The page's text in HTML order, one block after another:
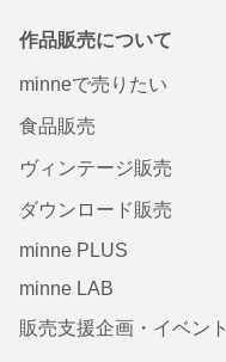
作品販売について
minneで売りたい
食品販売
ヴィンテージ販売
ダウンロード販売
minne PLUS
minne LAB
販売支援企画・イベント